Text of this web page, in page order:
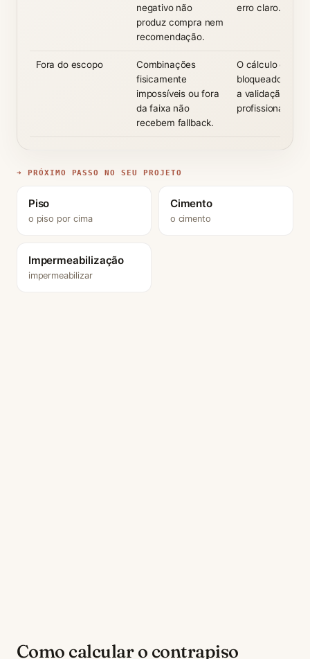
negativo não
produz compra nem
recomendação.
erro claro.
Fora do escopo
Combinações
fisicamente
impossíveis ou fora
da faixa não
recebem fallback.
O cálculo é
bloqueado e
a validação
profissional.
➜ PRÓXIMO PASSO NO SEU PROJETO
Piso
o piso por cima
Cimento
o cimento
Impermeabilização
impermeabilizar
Como calcular o contrapiso